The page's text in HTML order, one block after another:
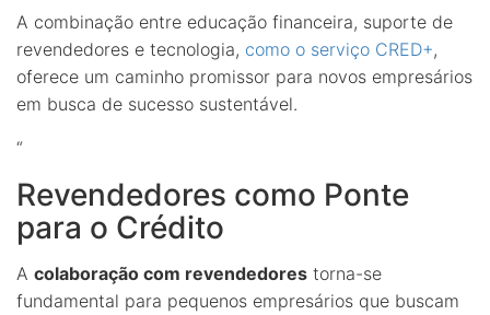
A combinação entre educação financeira, suporte de
revendedores e tecnologia, como o serviço CRED+,
oferece um caminho promissor para novos empresários
em busca de sucesso sustentável.
“
Revendedores como Ponte
para o Crédito
A colaboração com revendedores torna-se
fundamental para pequenos empresários que buscam